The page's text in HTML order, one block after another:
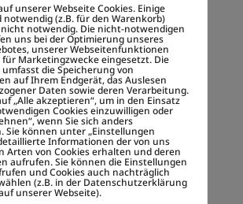
society
Gesellschaft
unserer Webseite Cookies. Einige
notwendig (z.B. für den Warenkorb)
notwendig. Die nicht-notwendigen
uns bei der Optimierung unseres
unserer Webseitenfunktionen
Marketingzwecke eingesetzt. Die
die Speicherung von
auf Ihrem Endgerät, das Auslesen
Daten sowie deren Verarbeitung.
„Alle akzeptieren“, um in den Einsatz
Cookies einzuwilligen oder
wenn Sie sich anders
Sie können unter „Einstellungen
Informationen der von uns
Arten von Cookies erhalten und deren
aufrufen. Sie können die Einstellungen
und Cookies auch nachträglich
(z.B. in der Datenschutzerklärung
unserer Webseite).